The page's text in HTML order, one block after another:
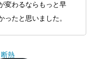
変わるならもっと早
ったと思いました。
断熱